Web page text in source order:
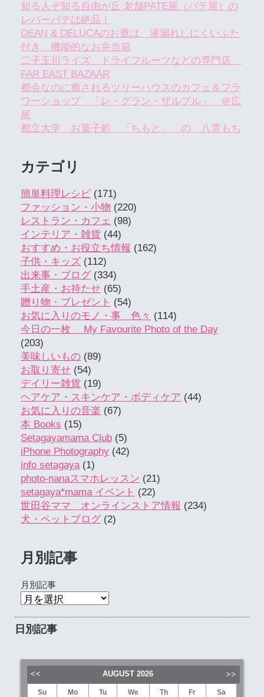
知る人ぞ知る自由が丘 老舗PATE屋（パテ屋）の
レバーパテは絶品！
DEAN & DELUCAのお重は 液漏れしにくいふた
付き 機能的なお弁当箱
二子玉川ライズ ドライフルーツなどの専門店
FAR EAST BAZAAR
都会なのに癒されるツリーハウスのカフェ＆フラ
ワーショップ 「レ・グラン・ザルブル」 ＠広
尾
都立大学 お菓子処 「ちもと」 の 八雲もち
カテゴリ
簡単料理レシピ (171)
ファッション・小物 (220)
レストラン・カフェ (98)
インテリア・雑貨 (44)
おすすめ・お役立ち情報 (162)
子供・キッズ (112)
出来事・ブログ (334)
手土産・お持たせ (65)
贈り物・プレゼント (54)
お気に入りのモノ・事 色々 (114)
今日の一枚 My Favourite Photo of the Day
(203)
美味しいもの (89)
お取り寄せ (54)
デイリー雑貨 (19)
ヘアケア・スキンケア・ボディケア (44)
お気に入りの音楽 (67)
本 Books (15)
Setagayamama Club (5)
iPhone Photography (42)
info setagaya(1)
photo-nanaスマホレッスン (21)
setagaya*mama イベント (22)
世田谷ママ オンラインストア情報 (234)
犬・ペットブログ (2)
月別記事
月別記事
日別記事
AUGUST 2026
Su Mo Tu We Th Fr Sa